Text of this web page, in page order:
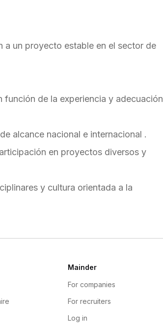
un proyecto estable en el sector de
función de la experiencia y adecuación
alcance nacional e internacional .
en proyectos diversos y
y cultura orientada a la
Mainder
For companies
For recruiters
Log in